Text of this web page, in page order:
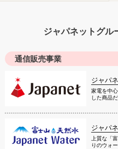
ジャパネットグル
通信販売事業
ジャパ
家電を中
した商品
ジャパ
上質な「
りのウォ